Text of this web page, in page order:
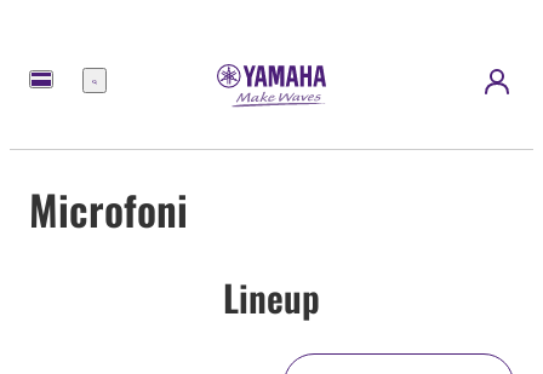
Menu
Microfoni
Lineup